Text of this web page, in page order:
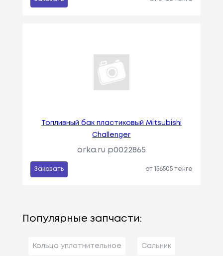
Топливный бак пластиковый Mitsubishi
Challenger
orka.ru p0022865
Заказать от 156505 тенге
Популярные запчасти:
Кольцо уплотнительное Сальник